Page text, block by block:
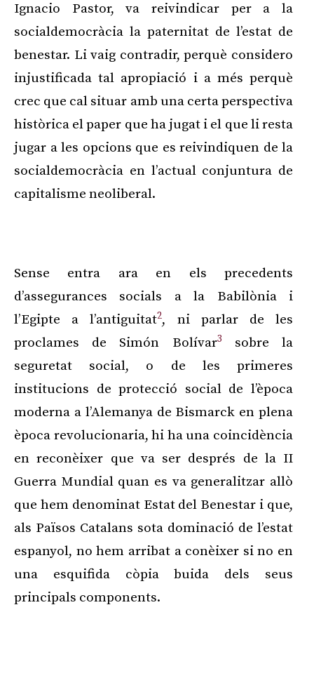
Ignacio Pastor, va reivindicar per a la
socialdemocràcia la paternitat de l’estat de
benestar. Li vaig contradir, perquè considero
injustificada tal apropiació i a més perquè
crec que cal situar amb una certa perspectiva
històrica el paper que ha jugat i el que li resta
jugar a les opcions que es reivindiquen de la
socialdemocràcia en l’actual conjuntura de
capitalisme neoliberal.
Sense entra ara en els precedents
d’assegurances socials a la Babilònia i
l’Egipte a l’antiguitat2, ni parlar de les
proclames de Simón Bolívar3
sobre la
seguretat social, o de les primeres
institucions de protecció social de l’època
moderna a l’Alemanya de Bismarck en plena
època revolucionaria, hi ha una coincidència
en reconèixer que va ser després de la II
Guerra Mundial quan es va generalitzar allò
que hem denominat Estat del Benestar i que,
als Països Catalans sota dominació de l’estat
espanyol, no hem arribat a conèixer si no en
una esquifida còpia buida dels seus
principals components.